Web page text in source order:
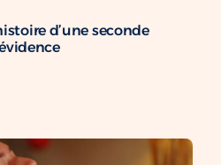
d’une seconde